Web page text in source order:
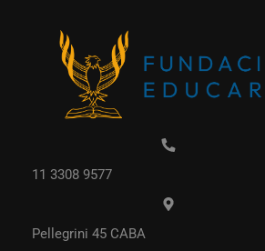
11 3308 9577
Pellegrini 45 CABA